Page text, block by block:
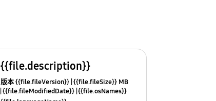
{{file.description}}
版本 {{file.fileVersion}} {{file.fileSize}} MB
{{file.fileModifiedDate}} {{file.osNames}}